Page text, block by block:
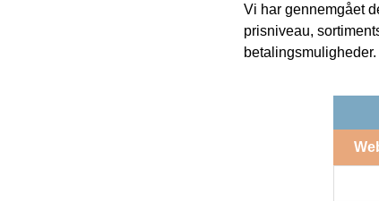
Vi har gennemgået
prisniveau,
betalingsmuligheder.